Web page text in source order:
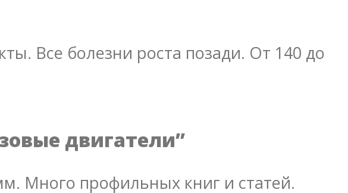
Все болезни роста позади. От 140 до
двигатели”
Много профильных книг и статей.